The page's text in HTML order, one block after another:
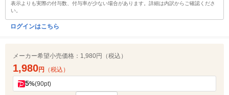
表示よりも実際の付与数、付与率が少ない場合があります。詳細は内訳からご確認くださ
い。
ログインはこちら
メーカー希望小売価格： 1,980円（税込）
1,980円 （税込）
5%(90pt)